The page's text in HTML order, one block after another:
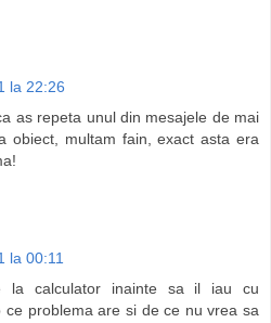
la 22:26
as repeta unul din mesajele de mai
obiect, multam fain, exact asta era
la 00:11
la calculator inainte sa il iau cu
ce problema are si de ce nu vrea sa